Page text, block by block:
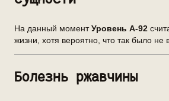
На данный момент Уровень А-92
жизни, хотя вероятно, что так было не
Болезнь ржавчины